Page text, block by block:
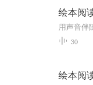
绘本阅
30
绘本阅